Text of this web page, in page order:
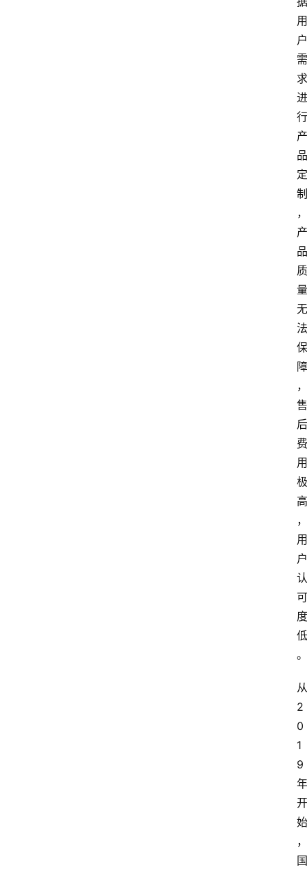
用
户
需
求
进
行
产
品
定
制
，
产
品
质
量
无
法
保
障
，
售
后
费
用
极
高
，
用
户
认
可
度
低
。
从
2
0
1
9
年
开
始
，
国